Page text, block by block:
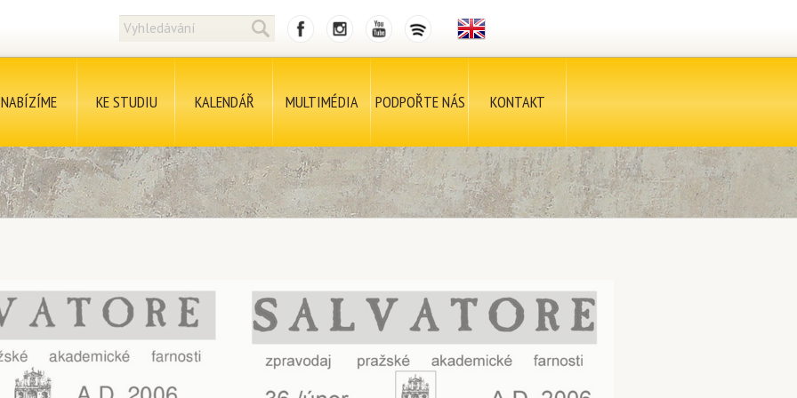
NABÍZÍME KE STUDIU KALENDÁŘ MULTIMÉDIA PODPOŘTE NÁS KONTAKT